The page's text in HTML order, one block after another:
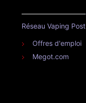
Réseau Vaping Post
Offres d'emploi
Megot.com